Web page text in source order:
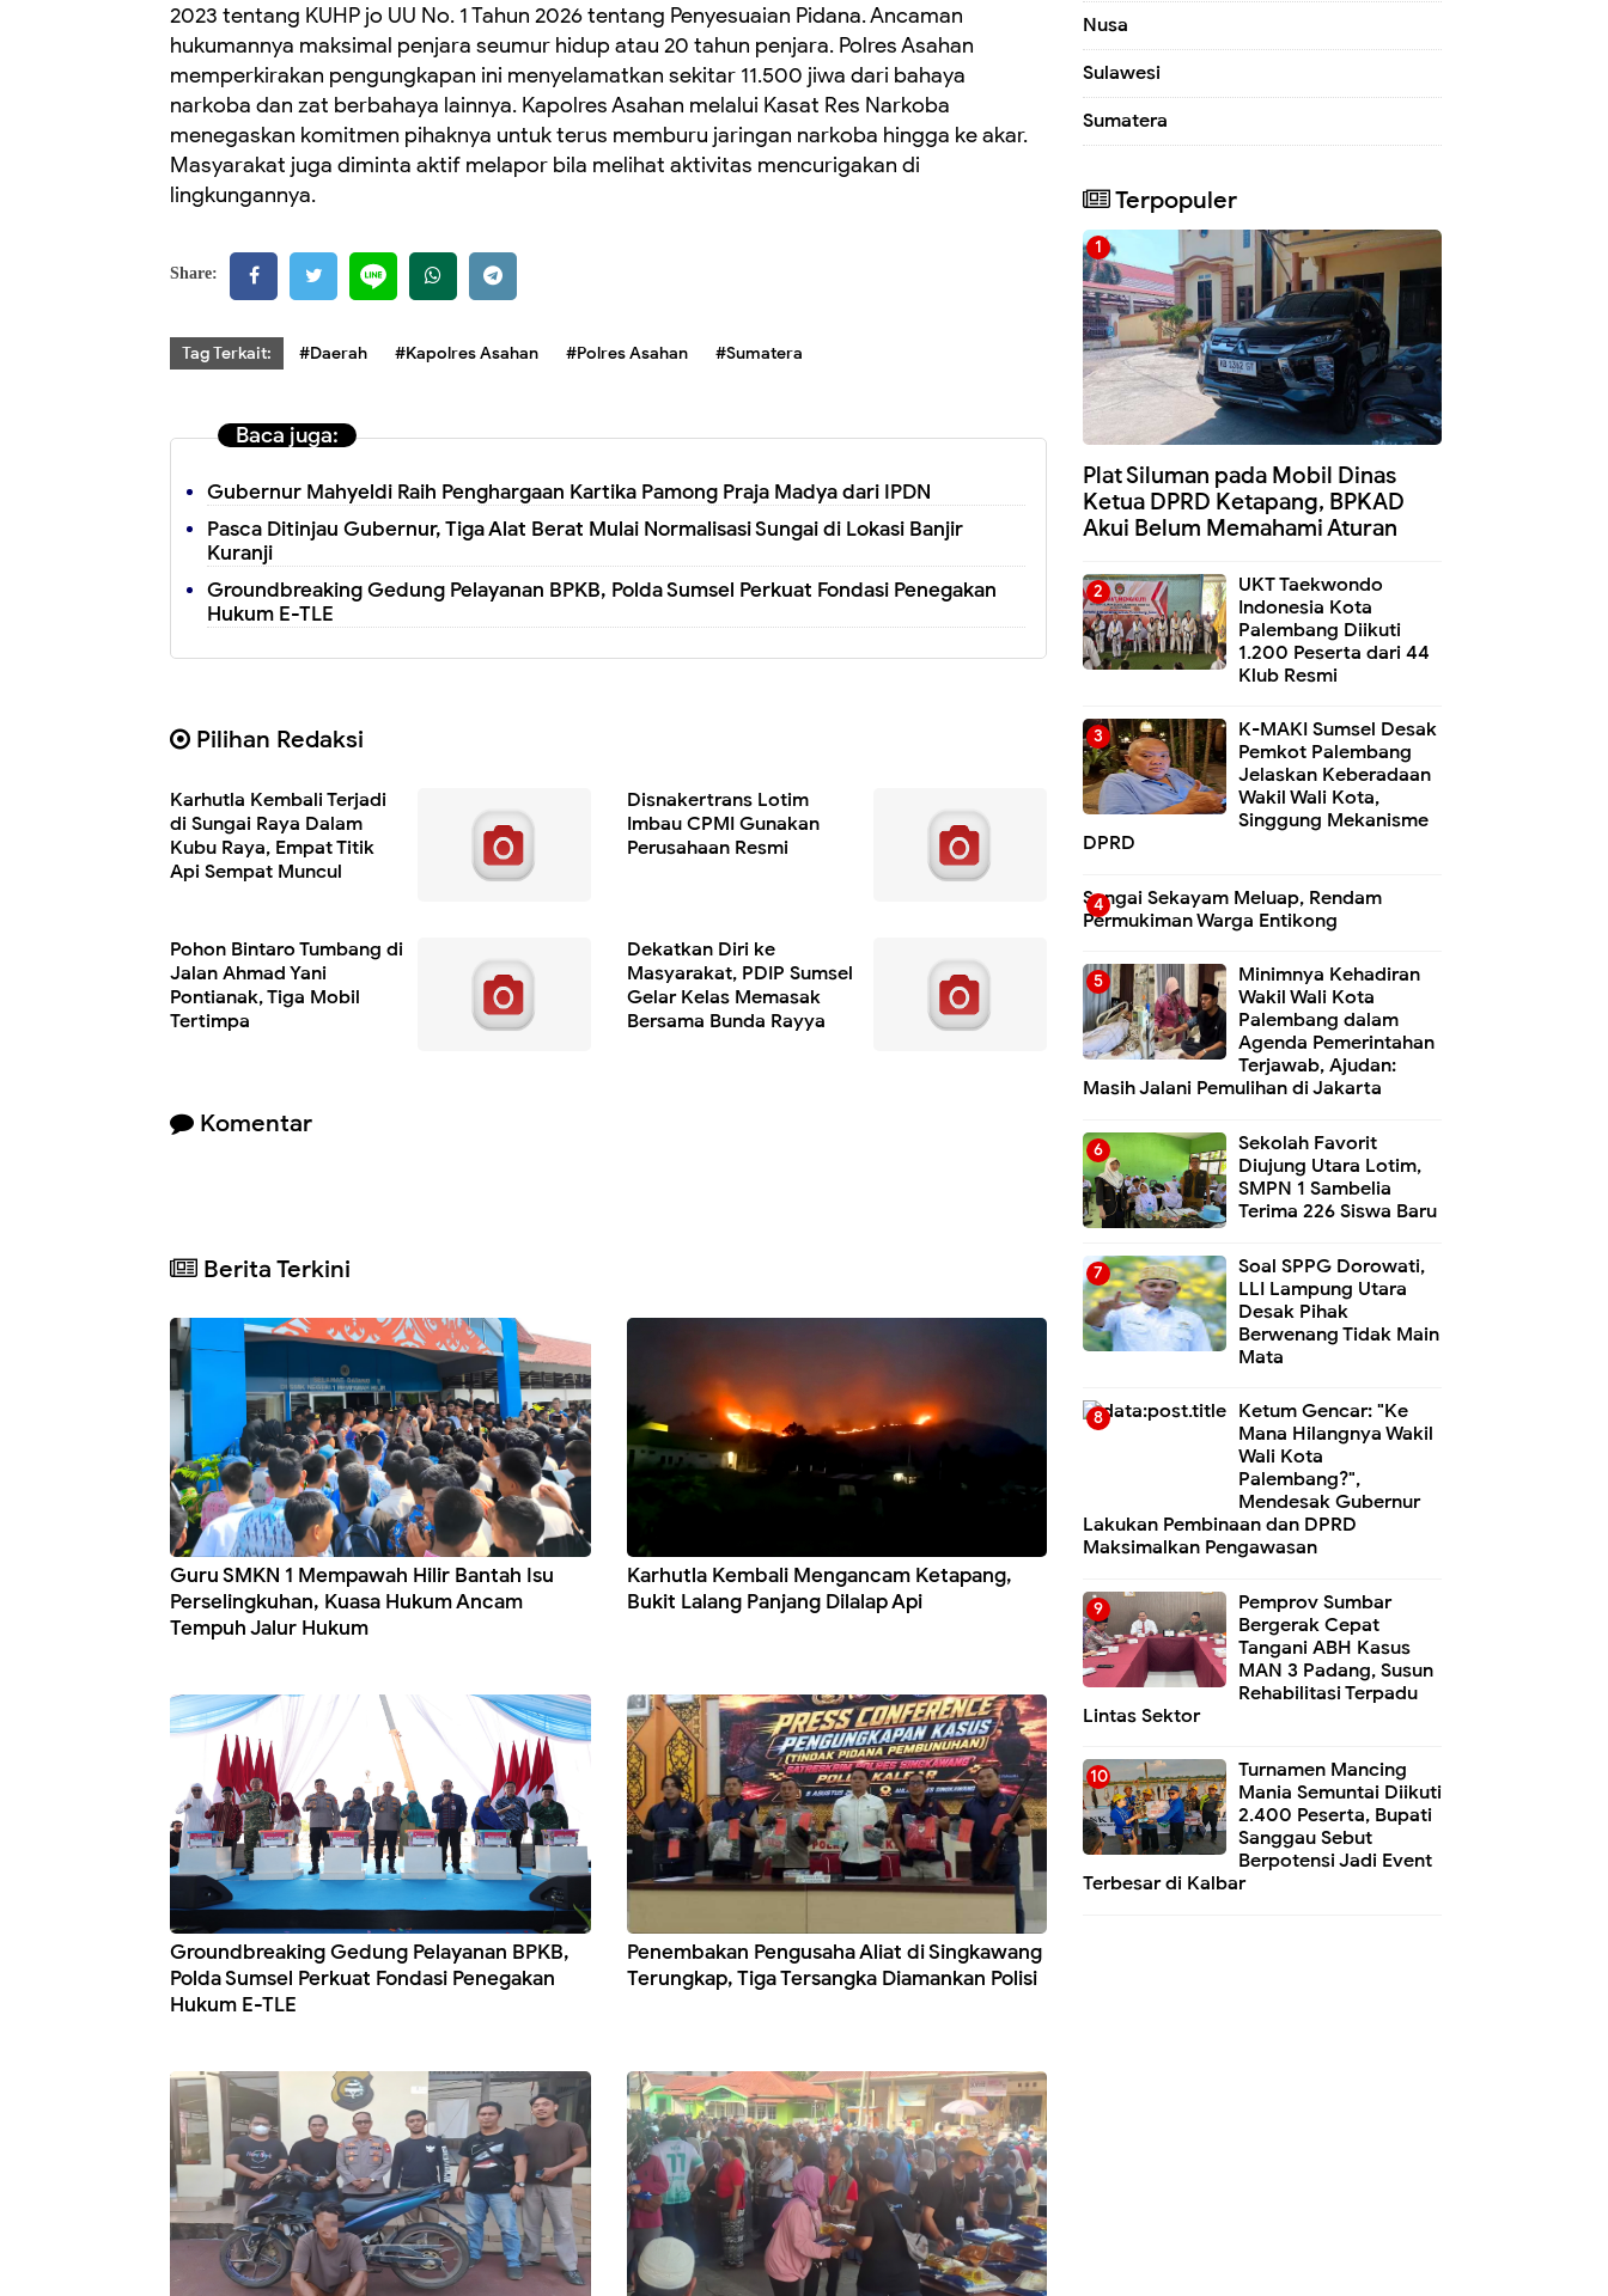
2023 tentang KUHP jo UU No. 1 Tahun 2026 tentang Penyesuaian Pidana. Ancaman
hukumannya maksimal penjara seumur hidup atau 20 tahun penjara. Polres Asahan
memperkirakan pengungkapan ini menyelamatkan sekitar 11.500 jiwa dari bahaya
narkoba dan zat berbahaya lainnya. Kapolres Asahan melalui Kasat Res Narkoba
menegaskan komitmen pihaknya untuk terus memburu jaringan narkoba hingga ke akar.
Masyarakat juga diminta aktif melapor bila melihat aktivitas mencurigakan di
lingkungannya.
Share:
Tag Terkait: #Daerah #Kapolres Asahan #Polres Asahan #Sumatera
Baca juga:
Gubernur Mahyeldi Raih Penghargaan Kartika Pamong Praja Madya dari IPDN
Pasca Ditinjau Gubernur, Tiga Alat Berat Mulai Normalisasi Sungai di Lokasi Banjir
Kuranji
Groundbreaking Gedung Pelayanan BPKB, Polda Sumsel Perkuat Fondasi Penegakan
Hukum E-TLE
Pilihan Redaksi
Karhutla Kembali Terjadi
di Sungai Raya Dalam
Kubu Raya, Empat Titik
Api Sempat Muncul
Disnakertrans Lotim
Imbau CPMI Gunakan
Perusahaan Resmi
Pohon Bintaro Tumbang di
Jalan Ahmad Yani
Pontianak, Tiga Mobil
Tertimpa
Dekatkan Diri ke
Masyarakat, PDIP Sumsel
Gelar Kelas Memasak
Bersama Bunda Rayya
Komentar
Berita Terkini
Guru SMKN 1 Mempawah Hilir Bantah Isu
Perselingkuhan, Kuasa Hukum Ancam
Tempuh Jalur Hukum
Karhutla Kembali Mengancam Ketapang,
Bukit Lalang Panjang Dilalap Api
Groundbreaking Gedung Pelayanan BPKB,
Polda Sumsel Perkuat Fondasi Penegakan
Hukum E-TLE
Penembakan Pengusaha Aliat di Singkawang
Terungkap, Tiga Tersangka Diamankan Polisi
Nusa
Sulawesi
Sumatera
Terpopuler
Plat Siluman pada Mobil Dinas
Ketua DPRD Ketapang, BPKAD
Akui Belum Memahami Aturan
UKT Taekwondo
Indonesia Kota
Palembang Diikuti
1.200 Peserta dari 44
Klub Resmi
K-MAKI Sumsel Desak
Pemkot Palembang
Jelaskan Keberadaan
Wakil Wali Kota,
Singgung Mekanisme
DPRD
Sungai Sekayam Meluap, Rendam
Permukiman Warga Entikong
Minimnya Kehadiran
Wakil Wali Kota
Palembang dalam
Agenda Pemerintahan
Terjawab, Ajudan:
Masih Jalani Pemulihan di Jakarta
Sekolah Favorit
Diujung Utara Lotim,
SMPN 1 Sambelia
Terima 226 Siswa Baru ‎
Soal SPPG Dorowati,
LLI Lampung Utara
Desak Pihak
Berwenang Tidak Main
Mata
Ketum Gencar: "Ke
Mana Hilangnya Wakil
Wali Kota
Palembang?",
Mendesak Gubernur
Lakukan Pembinaan dan DPRD
Maksimalkan Pengawasan
Pemprov Sumbar
Bergerak Cepat
Tangani ABH Kasus
MAN 3 Padang, Susun
Rehabilitasi Terpadu
Lintas Sektor
Turnamen Mancing
Mania Semuntai Diikuti
2.400 Peserta, Bupati
Sanggau Sebut
Berpotensi Jadi Event
Terbesar di Kalbar